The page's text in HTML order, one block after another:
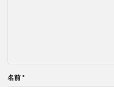
名前*